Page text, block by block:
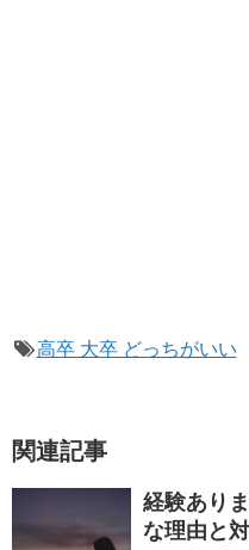
高卒 大卒 どっちがいい
関連記事
経験あり
な理由と